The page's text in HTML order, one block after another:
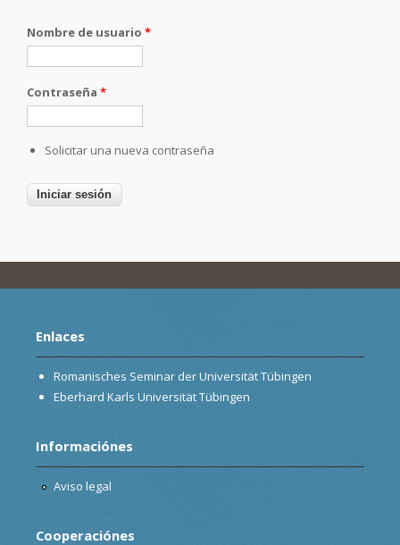
Nombre de usuario *
Contraseña *
Solicitar una nueva contraseña
Enlaces
Romanisches Seminar der Universität Tübingen
Eberhard Karls Universität Tübingen
Informaciónes
Aviso legal
Cooperaciónes